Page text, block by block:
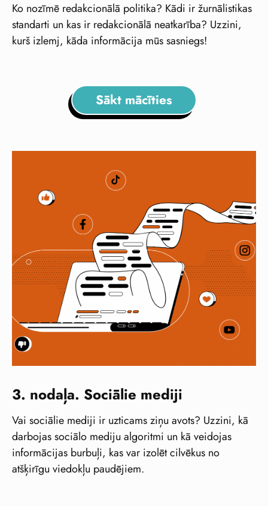
Ko nozīmē redakcionālā politika? Kādi ir žurnālistikas
standarti un kas ir redakcionālā neatkarība? Uzzini,
kurš izlemj, kāda informācija mūs sasniegs!
Sākt mācīties
3. nodaļa. Sociālie mediji
Vai sociālie mediji ir uzticams ziņu avots? Uzzini, kā
darbojas sociālo mediju algoritmi un kā veidojas
informācijas burbuļi, kas var izolēt cilvēkus no
atšķirīgu viedokļu paudējiem.